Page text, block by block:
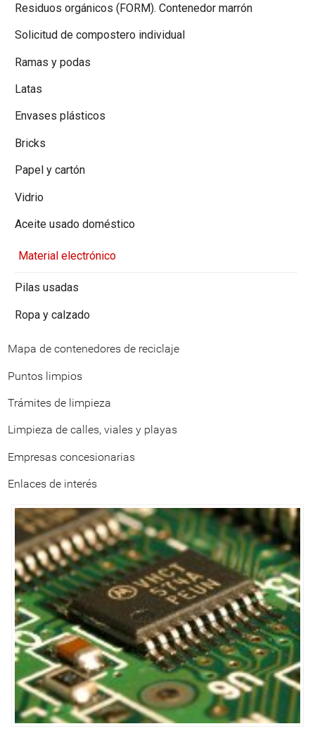
Residuos orgánicos (FORM). Contenedor marrón
Solicitud de compostero individual
Ramas y podas
Latas
Envases plásticos
Bricks
Papel y cartón
Vidrio
Aceite usado doméstico
Material electrónico
Pilas usadas
Ropa y calzado
Mapa de contenedores de reciclaje
Puntos limpios
Trámites de limpieza
Limpieza de calles, viales y playas
Empresas concesionarias
Enlaces de interés